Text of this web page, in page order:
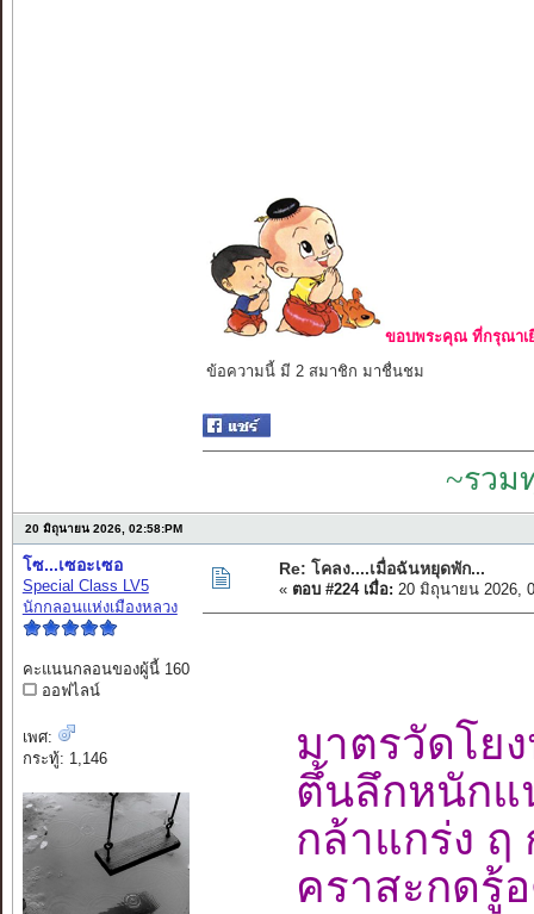
ขอบพระคุณ ที่กรุณาเ
ข้อความนี้ มี 2 สมาชิก มาชื่นชม
~รวม
20 มิถุนายน 2026, 02:58:PM
โซ...เซอะเซอ
Special Class LV5
นักกลอนแห่งเมืองหลวง
คะแนนกลอนของผู้นี้ 160
ออฟไลน์
เพศ:
กระทู้: 1,146
Re: โคลง....เมื่อฉันหยุดพัก...
« ตอบ #224 เมื่อ: 20 มิถุนายน 2026,
มาตรวัดโย
ตึ้นลึกหนัก
กล้าแกร่ง
คราสะกด